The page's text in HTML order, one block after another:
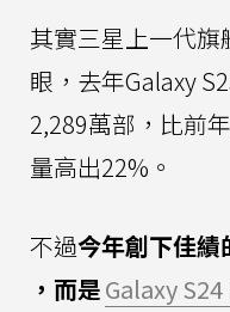
其實三星上一代
眼，去年Galaxy
2,289萬部，比前
量高出22%。
不過今年創下佳績
，而是Galaxy